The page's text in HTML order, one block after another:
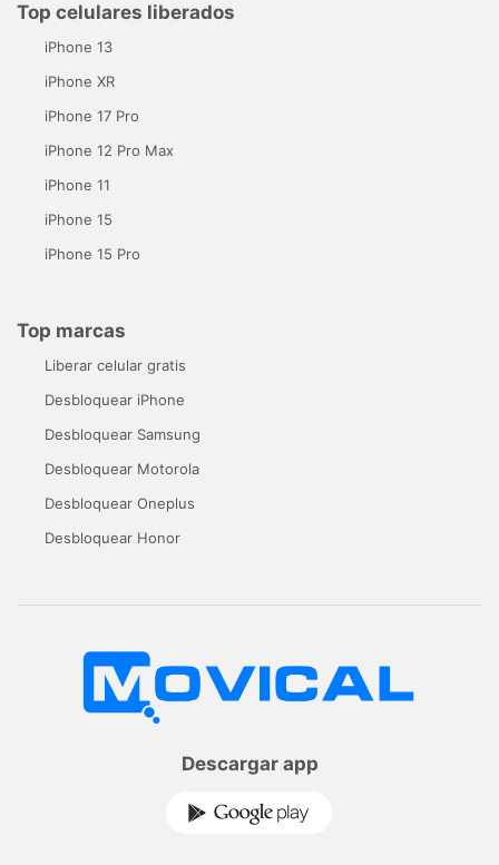
Top celulares liberados
iPhone 13
iPhone XR
iPhone 17 Pro
iPhone 12 Pro Max
iPhone 11
iPhone 15
iPhone 15 Pro
Top marcas
Liberar celular gratis
Desbloquear iPhone
Desbloquear Samsung
Desbloquear Motorola
Desbloquear Oneplus
Desbloquear Honor
Descargar app